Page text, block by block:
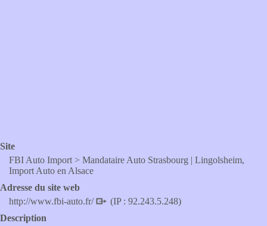
Site
FBI Auto Import > Mandataire Auto Strasbourg | Lingolsheim,
Import Auto en Alsace
Adresse du site web
http://www.fbi-auto.fr/
(IP : 92.243.5.248)
Description